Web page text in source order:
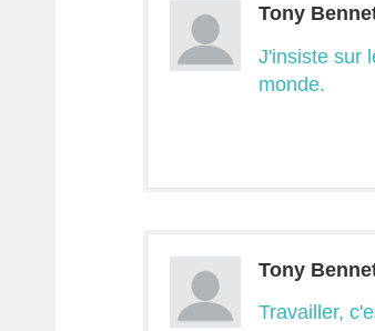
Tony
J'insiste sur
monde.
Tony
Travailler,